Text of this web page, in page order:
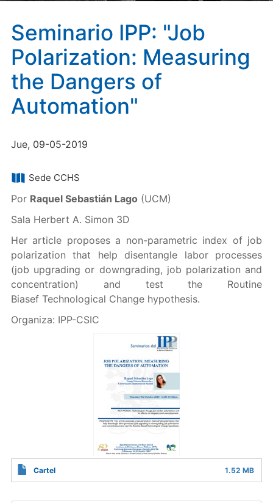
Seminario IPP: "Job
Polarization: Measuring
the Dangers of
Automation"
Jue, 09-05-2019
Sede CCHS
Por Raquel Sebastián Lago (UCM)
Sala Herbert A. Simon 3D
Her article proposes a non-parametric index of job
polarization that help disentangle labor processes
(job upgrading or downgrading, job polarization and
concentration) and test the Routine
Biasef Technological Change hypothesis.
Organiza: IPP-CSIC
Cartel 1.52 MB